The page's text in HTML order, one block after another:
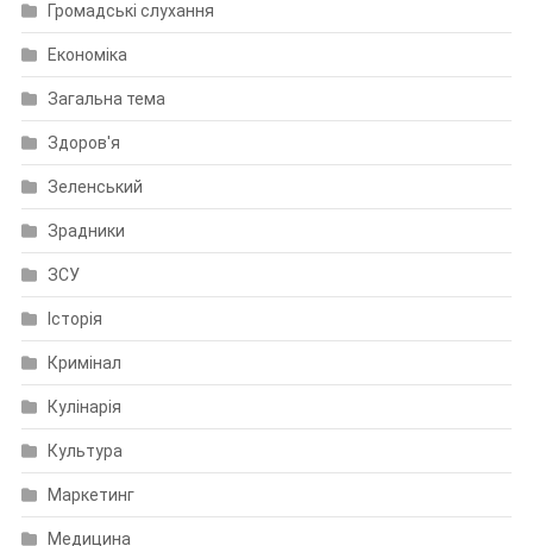
Громадські слухання
Економіка
Загальна тема
Здоров'я
Зеленський
Зрадники
ЗСУ
Історія
Кримінал
Кулінарія
Культура
Маркетинг
Медицина